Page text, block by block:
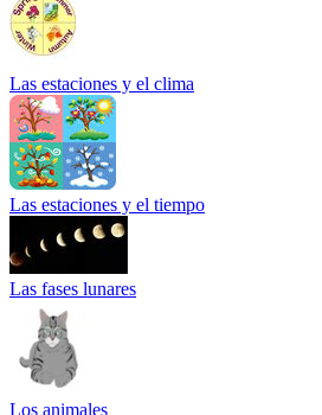
Las estaciones y el clima
Las estaciones y el tiempo
Las fases lunares
Los animales